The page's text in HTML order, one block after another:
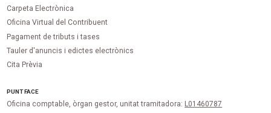
Carpeta Electrònica
Oficina Virtual del Contribuent
Pagament de tributs i tases
Tauler d'anuncis i edictes electrònics
Cita Prèvia
PUNTFACE
Oficina comptable, òrgan gestor, unitat tramitadora: L01460787